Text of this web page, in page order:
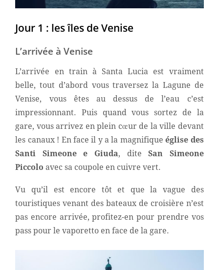
Jour 1 : les îles de Venise
L’arrivée à Venise
L’arrivée en train à Santa Lucia est vraiment
belle, tout d’abord vous traversez la Lagune de
Venise, vous êtes au dessus de l’eau c’est
impressionnant. Puis quand vous sortez de la
gare, vous arrivez en plein cœur de la ville devant
les canaux ! En face il y a la magnifiqueéglise des
Santi Simeone e Giuda, diteSan Simeone
Piccoloavec sa coupole en cuivre vert.
Vu qu’il est encore tôt et que la vague des
touristiques venant des bateaux de croisière n’est
pas encore arrivée, profitez-en pour prendre vos
pass pour le vaporetto en face de la gare.